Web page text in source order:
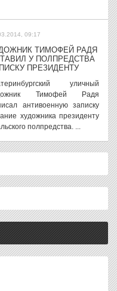
09:17
ТИМОФЕЙ РАДЯ
У ПОЛПРЕДСТВА
ПРЕЗИДЕНТУ
уличный
Тимофей Радя
антивоенную записку
художника президенту
полпредства. ...